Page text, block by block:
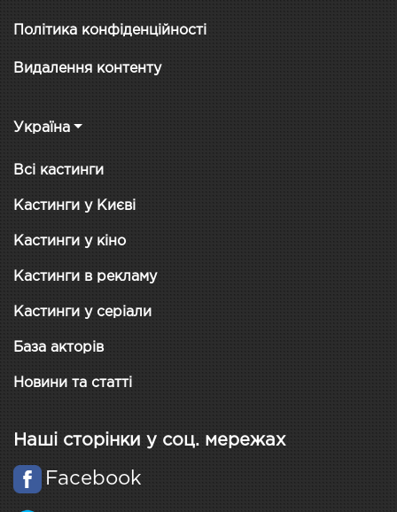
Політика конфіденційності
Видалення контенту
Україна
Всі кастинги
Кастинги у Києві
Кастинги у кіно
Кастинги в рекламу
Кастинги у серіали
База акторів
Новини та статті
Наші сторінки у соц. мережах
Facebook